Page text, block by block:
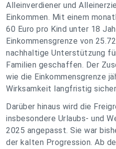
Alleinverdiener und
Einkommen. Mit einem
60 Euro pro Kind unter 18
Einkommensgrenze von
nachhaltige Unterstützung
Familien geschaffen. Der
wie die Einkommensgrenze
Wirksamkeit langfristig
Darüber hinaus wird die
insbesondere Urlaubs- und
2025 angepasst. Sie war
der kalten Progression. Ab